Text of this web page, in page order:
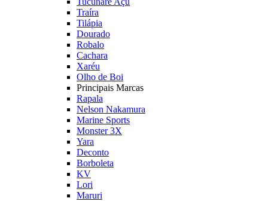
Traíra
Tilápia
Dourado
Robalo
Cachara
Xaréu
Olho de Boi
Principais Marcas
Rapala
Nelson Nakamura
Marine Sports
Monster 3X
Yara
Deconto
Borboleta
KV
Lori
Maruri